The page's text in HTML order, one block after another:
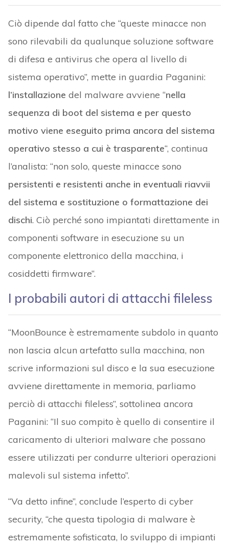
Ciò dipende dal fatto che “queste minacce non
sono rilevabili da qualunque soluzione software
di difesa e antivirus che opera al livello di
sistema operativo”, mette in guardia Paganini:
l’installazione del malware avviene “nella
sequenza di boot del sistema e per questo
motivo viene eseguito prima ancora del sistema
operativo stesso a cui è trasparente“, continua
l’analista: “non solo, queste minacce sono
persistenti e resistenti anche in eventuali riavvii
del sistema e sostituzione o formattazione dei
dischi. Ciò perché sono impiantati direttamente in
componenti software in esecuzione su un
componente elettronico della macchina, i
cosiddetti firmware”.
I probabili autori di attacchi fileless
“MoonBounce è estremamente subdolo in quanto
non lascia alcun artefatto sulla macchina, non
scrive informazioni sul disco e la sua esecuzione
avviene direttamente in memoria, parliamo
perciò di attacchi fileless”, sottolinea ancora
Paganini: “Il suo compito è quello di consentire il
caricamento di ulteriori malware che possano
essere utilizzati per condurre ulteriori operazioni
malevoli sul sistema infetto”.
“Va detto infine”, conclude l’esperto di cyber
security, “che questa tipologia di malware è
estremamente sofisticata, lo sviluppo di impianti